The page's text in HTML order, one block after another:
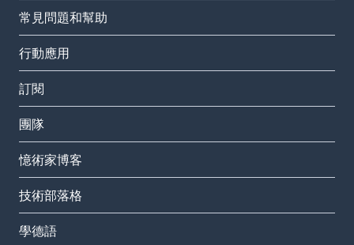
常見問題和幫助
行動應用
訂閱
團隊
憶術家博客
技術部落格
學德語